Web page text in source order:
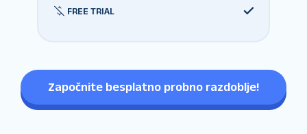
FREE TRIAL
Započnite besplatno probno razdoblje!